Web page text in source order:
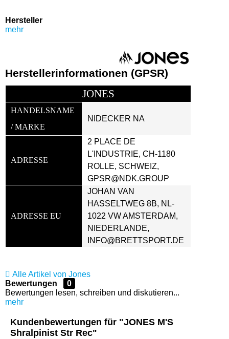
Hersteller
mehr
Herstellerinformationen (GPSR)
JONES
HANDELSNAME
/ MARKE
NIDECKER NA
ADRESSE
2 PLACE DE
L'INDUSTRIE, CH-1180
ROLLE, SCHWEIZ,
GPSR@NDK.GROUP
ADRESSE EU
JOHAN VAN
HASSELTWEG 8B, NL-
1022 VW AMSTERDAM,
NIEDERLANDE,
INFO@BRETTSPORT.DE
Alle Artikel von Jones
Bewertungen
0
Bewertungen lesen, schreiben und diskutieren...
mehr
Kundenbewertungen für "JONES M'S
Shralpinist Str Rec"